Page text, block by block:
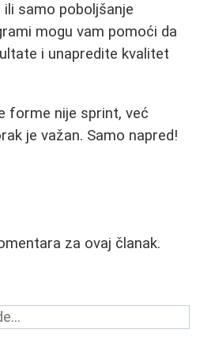
samo poboljšanje
mogu vam pomoći da
i unapredite kvalitet
forme nije sprint, već
je važan. Samo napred!
za ovaj članak.